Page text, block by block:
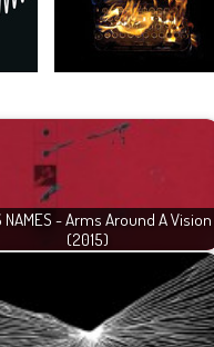
NAMES - Arms Around A Vision
(2015)